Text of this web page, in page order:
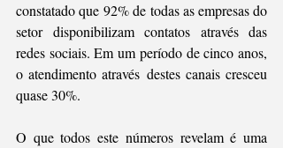
constatado que 92% de todas as empresas do
setor disponibilizam contatos através das
redes sociais. Em um período de cinco anos,
o atendimento através destes canais cresceu
quase 30%.
O que todos este números revelam é uma